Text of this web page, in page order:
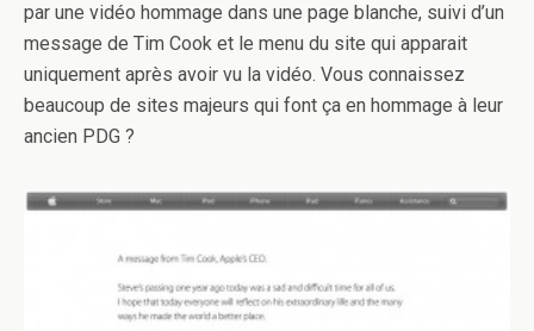
par une vidéo hommage dans une page blanche, suivi d’un
message de Tim Cook et le menu du site qui apparait
uniquement après avoir vu la vidéo. Vous connaissez
beaucoup de sites majeurs qui font ça en hommage à leur
ancien PDG ?